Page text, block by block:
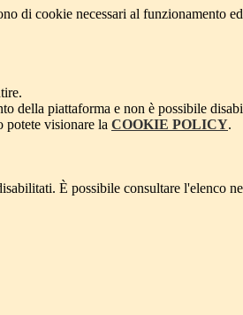
di cookie necessari al funzionamento
della piattaforma e non è possibile
potete visionare la COOKIE POLICY.
È possibile consultare l'elenco